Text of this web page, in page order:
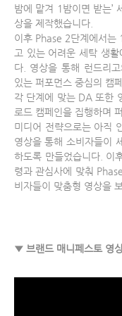
밤에 맡겨 1밤이면 받는’
상을 제작했습니다.
이후 Phase 2단계에서는
고 있는 어려운 세탁 생
다. 영상을 통해 런드리
있는 퍼포먼스 중심의 캠
각 단계에 맞는 DA 또한
로드 캠페인을 집행하며
미디어 전략으로는 아직
영상을 통해 소비자들이
하도록 만들었습니다. 이
령과 관심사에 맞춰
비자들이 맞춤형 영상을
▼ 브랜드 매니페스토 영